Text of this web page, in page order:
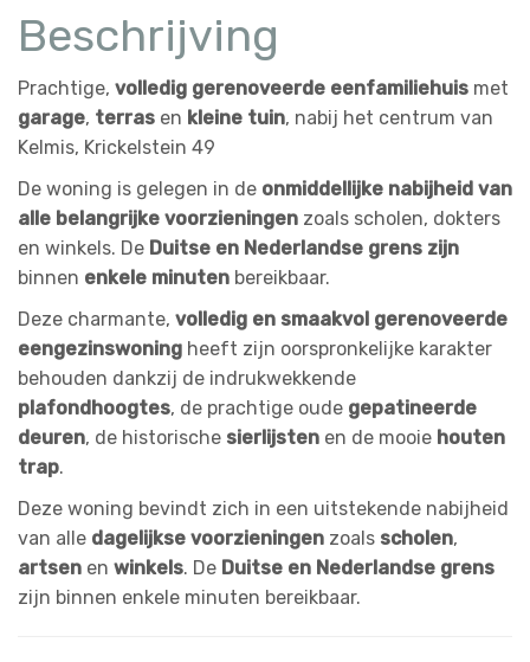
Beschrijving
Prachtige, volledig gerenoveerde eenfamiliehuis met
garage, terras en kleine tuin, nabij het centrum van
Kelmis, Krickelstein 49
De woning is gelegen in de onmiddellijke nabijheid van
alle belangrijke voorzieningen zoals scholen, dokters
en winkels. De Duitse en Nederlandse grens zijn
binnen enkele minuten bereikbaar.
Deze charmante, volledig en smaakvol gerenoveerde
eengezinswoning heeft zijn oorspronkelijke karakter
behouden dankzij de indrukwekkende
plafondhoogtes, de prachtige oude gepatineerde
deuren, de historische sierlijsten en de mooie houten
trap.
Deze woning bevindt zich in een uitstekende nabijheid
van alle dagelijkse voorzieningen zoals scholen,
artsen en winkels. De Duitse en Nederlandse grens
zijn binnen enkele minuten bereikbaar.